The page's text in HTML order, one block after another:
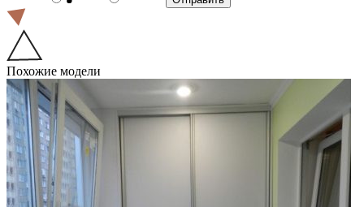
Похожие модели